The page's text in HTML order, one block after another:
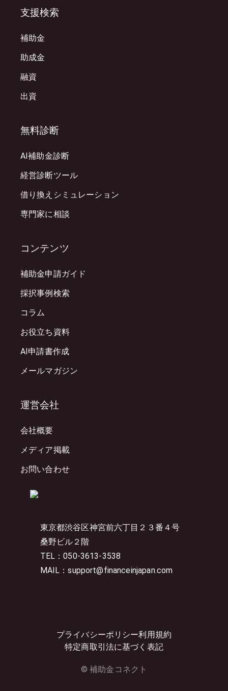
東京都渋谷区神宮前六丁目２３番４号
桑野ビル２階
TEL：050-3613-3538
MAIL：support@financeinjapan.com
プライバシーポリシー利用規約
特定商取引法に基づく表記
© 補助金コネクト
支援検索
補助金
助成金
融資
出資
無料診断
AI補助金診断
経営診断ツール
借り換えシミュレーション
専門家に相談
コンテンツ
補助金申請ガイド
採択事例検索
コラム
お役立ち資料
AI申請書作成
メールマガジン
運営会社
会社概要
メディア掲載
お問い合わせ